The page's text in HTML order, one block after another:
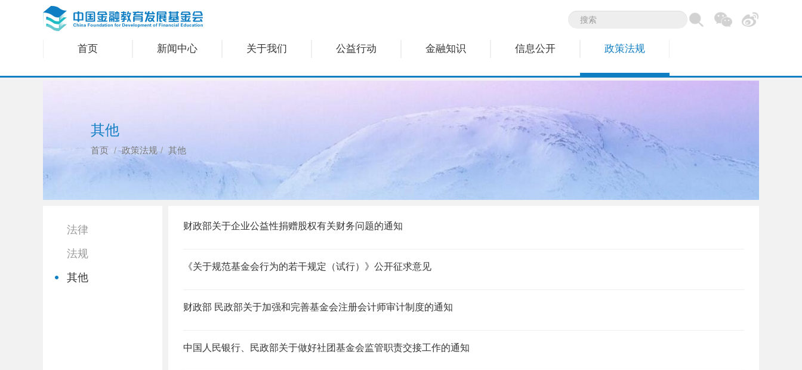
首页 新闻中心 关于我们 公益行动 金融知识 信息公开 政策法规
其他
首页 政策法规 其他
法律
法规
其他
财政部关于企业公益性捐赠股权有关财务问题的通知
《关于规范基金会行为的若干规定（试行）》公开征求意见
财政部 民政部关于加强和完善基金会注册会计师审计制度的通知
中国人民银行、民政部关于做好社团基金会监管职责交接工作的通知